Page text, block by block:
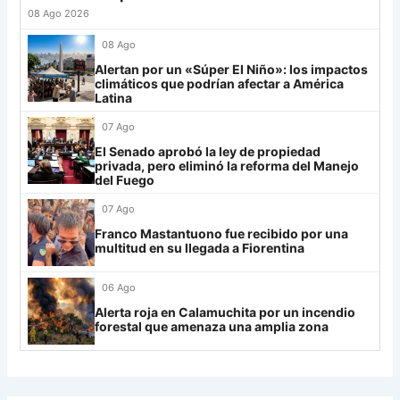
Mirassol
Lanús 9
Always Ready
Grupo H
IDV 13
Rosario Central
UCV FC
27 Platense
28 Riestra
29 Aldosivi
30 Estudiantes RC 19 -21 9
08 Ago 2026
08 Ago
Alertan por un «Súper El Niño»: los impactos
climáticos que podrían afectar a América
Latina
07 Ago
El Senado aprobó la ley de propiedad
privada, pero eliminó la reforma del Manejo
del Fuego
07 Ago
Franco Mastantuono fue recibido por una
multitud en su llegada a Fiorentina
06 Ago
Alerta roja en Calamuchita por un incendio
forestal que amenaza una amplia zona